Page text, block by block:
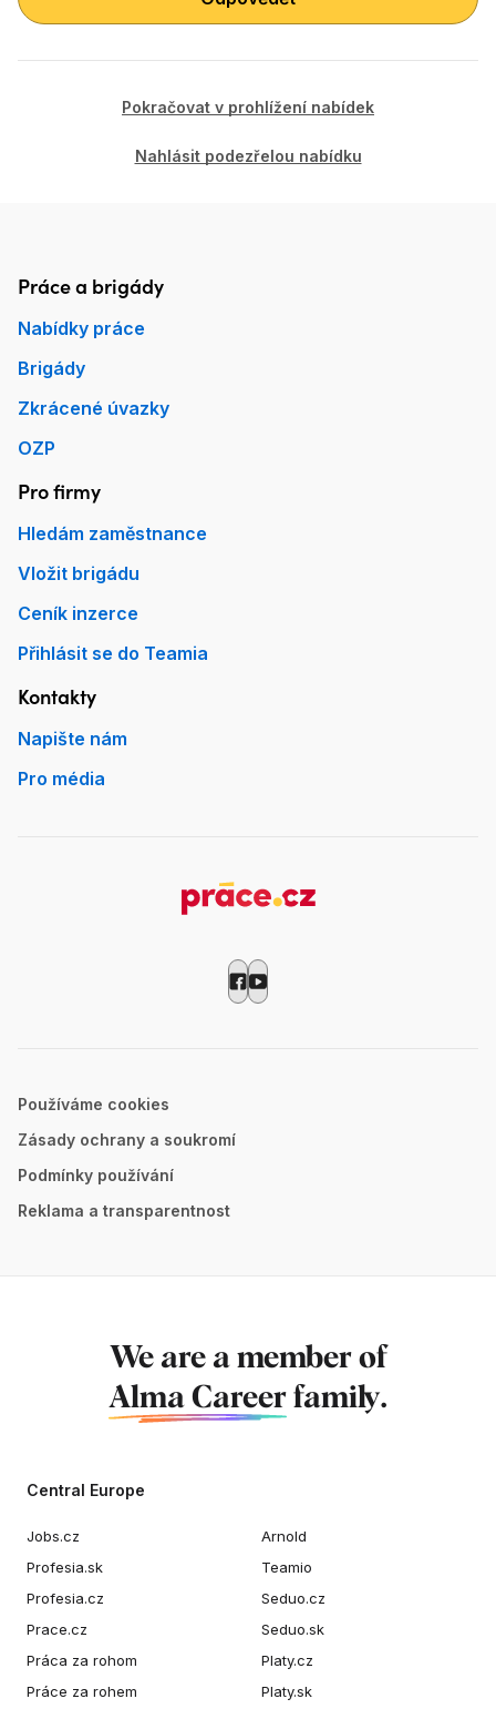
Pokračovat v prohlížení nabídek
Nahlásit podezřelou nabídku
Patička Práce.cz
Práce a brigády
Nabídky práce
Brigády
Zkrácené úvazky
OZP
Pro firmy
Hledám zaměstnance
Vložit brigádu
Ceník inzerce
Přihlásit se do Teamia
Kontakty
Napište nám
Pro média
Používáme cookies
Zásady ochrany a soukromí
Podmínky používání
Reklama a transparentnost
We are a member of
Alma Career family.
Central Europe
Jobs.cz
Profesia.sk
Profesia.cz
Prace.cz
Práca za rohom
Práce za rohem
Arnold
Teamio
Seduo.cz
Seduo.sk
Platy.cz
Platy.sk